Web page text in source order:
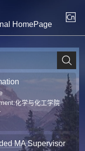
HomePage
化学与化工学院
MA Supervisor